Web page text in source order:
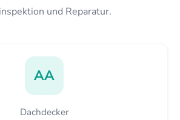
und Reparatur.
AA
Dachdecker